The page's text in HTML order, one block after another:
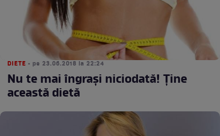
DIETE • pe 23.06.2018 la 22:24
Nu te mai îngraşi niciodată! Ţine
această dietă